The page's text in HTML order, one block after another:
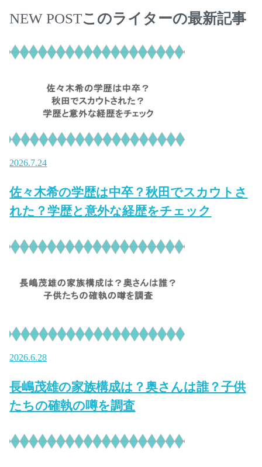
NEW POSTこのライターの最新記事
2026.7.24
佐々木希の学歴は中卒？秋田でスカウトさ
れた？学歴と意外な経歴をチェック
2026.6.28
長嶋茂雄の家族構成は？奥さんは誰？子供
たちの確執の噂を調査